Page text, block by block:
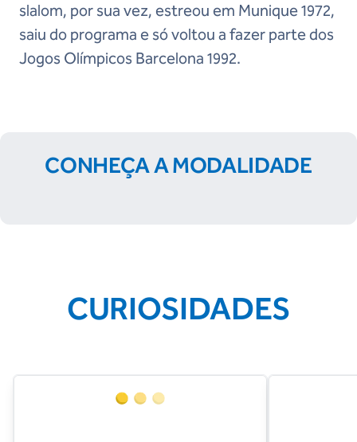
slalom, por sua vez, estreou em Munique 1972,
saiu do programa e só voltou a fazer parte dos
Jogos Olímpicos Barcelona 1992.
CONHEÇA A MODALIDADE
CURIOSIDADES